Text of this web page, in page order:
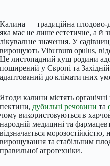
Калина — традиційна плодово-
яка має не лише естетичне, а й
лікувальне значення. У
вирощують Viburnum opulus,
Це листопадний кущ родини
поширений у Європі та Західній
адаптований до кліматичних
Ягоди калини містять
пектини, дубильні речовини та
чому використовуються в
народній медицині та
відзначається
вирощування та стабільним
правильної агротехніки.